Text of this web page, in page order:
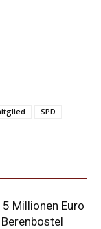
SPD
Millionen Euro